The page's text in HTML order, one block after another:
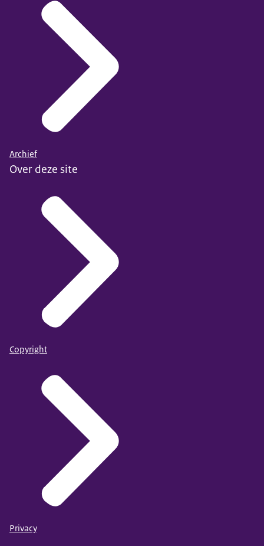
Archief
Over deze site
Copyright
Privacy